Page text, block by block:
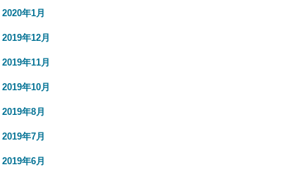
2020年1月
2019年12月
2019年11月
2019年10月
2019年8月
2019年7月
2019年6月